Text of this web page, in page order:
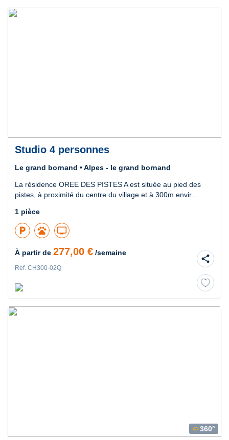
Studio 4 personnes
Le grand bornand • Alpes - le grand bornand
La résidence OREE DES PISTES A est située au pied des
pistes, à proximité du centre du village et à 300m envir...
1 pièce
local_parking pets tv
À partir de 277,00 € /semaine
Ref. CH300-02Q
share
360360°